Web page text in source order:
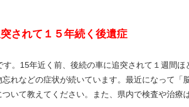
突されて１５年続く後遺症
。15年近く前、後続の車に追突されて１週間
れなどの症状が続いています。最近になって「
いて教えてください。また、県内で検査や治療